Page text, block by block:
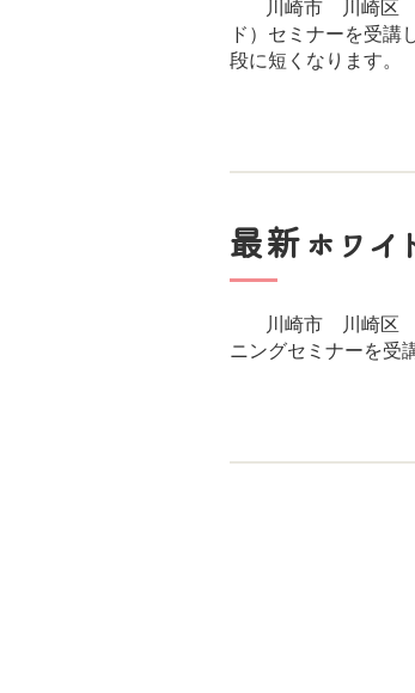
川崎市 川崎区
ド）セミナーを受講
段に短くなります。
最新ホワイ
川崎市 川崎区
ニングセミナーを受